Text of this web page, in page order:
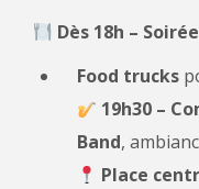
Dès 18h –
Food trucks
19h30 –
Band,
Place